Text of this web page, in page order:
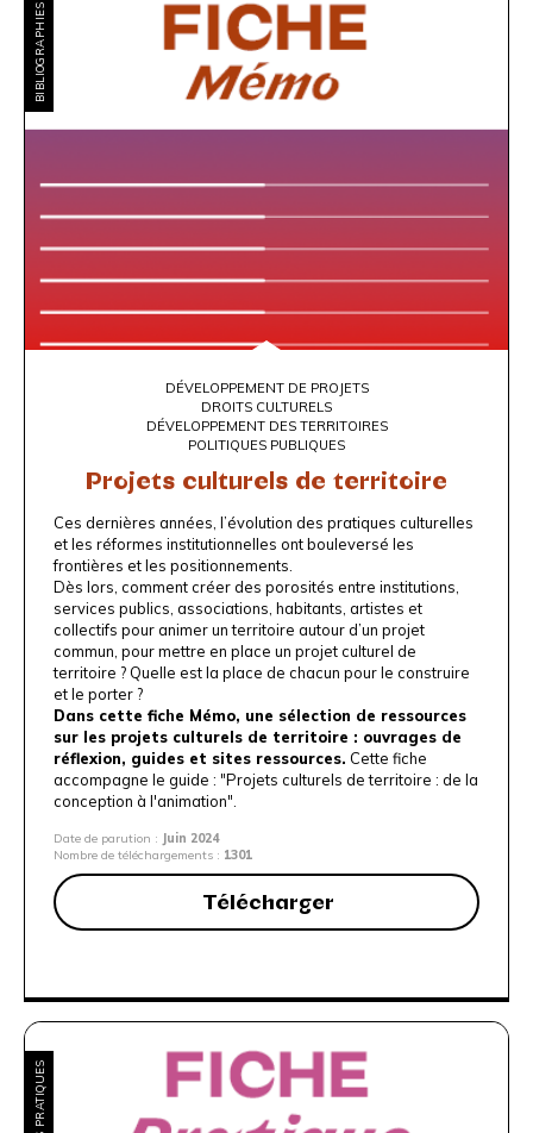
BIBLIOGRAPHIES
DÉVELOPPEMENT DE PROJETS
DROITS CULTURELS
DÉVELOPPEMENT DES TERRITOIRES
POLITIQUES PUBLIQUES
Projets culturels de territoire
Ces dernières années, l’évolution des pratiques culturelles
etles réformes institutionnelles ont bouleversé les
frontières et les positionnements.
Dès lors, comment créer des porosités entre institutions,
services publics, associations, habitants, artistes et
collectifs pour animerun territoire autour d’un projet
commun, pour mettre en place un projet culturel de
territoire ? Quelle est la place de chacun pour le construire
et le porter ?
Dans cette fiche Mémo, une sélection de ressources
sur les projets culturels de territoire : ouvrages de
réflexion, guides et sites ressources. Cette fiche
accompagne le guide : "Projets culturels de territoire : de la
conception à l'animation".
Date de parution :
Juin 2024
Nombre de téléchargements : 1301
Télécharger